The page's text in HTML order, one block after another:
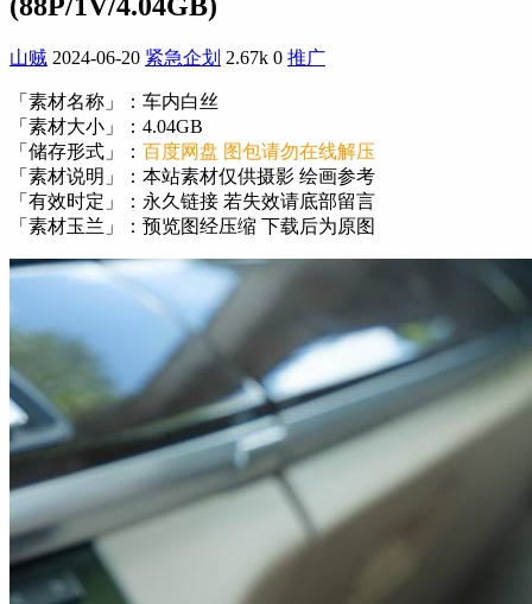
(88P/1V/4.04GB)
山贼 2024-06-20 紧急企划 2.67k 0 推广
「素材名称」：车内白丝
「素材大小」：4.04GB
「储存形式」： 百度网盘 图包请勿在线解压
「素材说明」：本站素材仅供摄影 绘画参考
「有效时定」：永久链接 若失效请底部留言
「素材玉兰」：预览图经压缩 下载后为原图